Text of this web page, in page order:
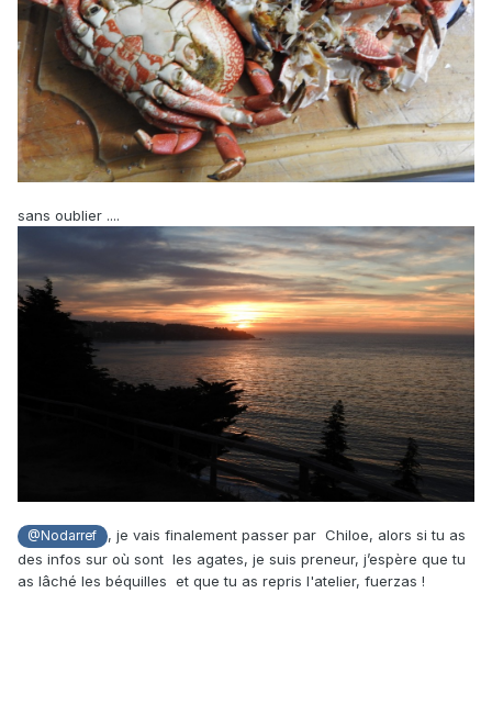
sans oublier ....
@Nodarref
, je vais finalement passer par Chiloe, alors si tu as
des infos sur où sont les agates, je suis preneur, j’espère que tu
as lâché les béquilles et que tu as repris l'atelier, fuerzas !